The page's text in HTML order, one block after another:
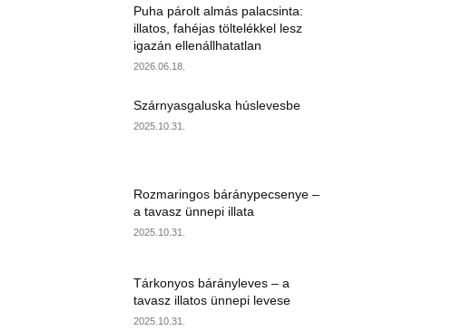
Puha párolt almás palacsinta:
illatos, fahéjas töltelékkel lesz
igazán ellenállhatatlan
2026.06.18.
Szárnyasgaluska húslevesbe
2025.10.31.
Rozmaringos báránypecsenye –
a tavasz ünnepi illata
2025.10.31.
Tárkonyos bárányleves – a
tavasz illatos ünnepi levese
2025.10.31.